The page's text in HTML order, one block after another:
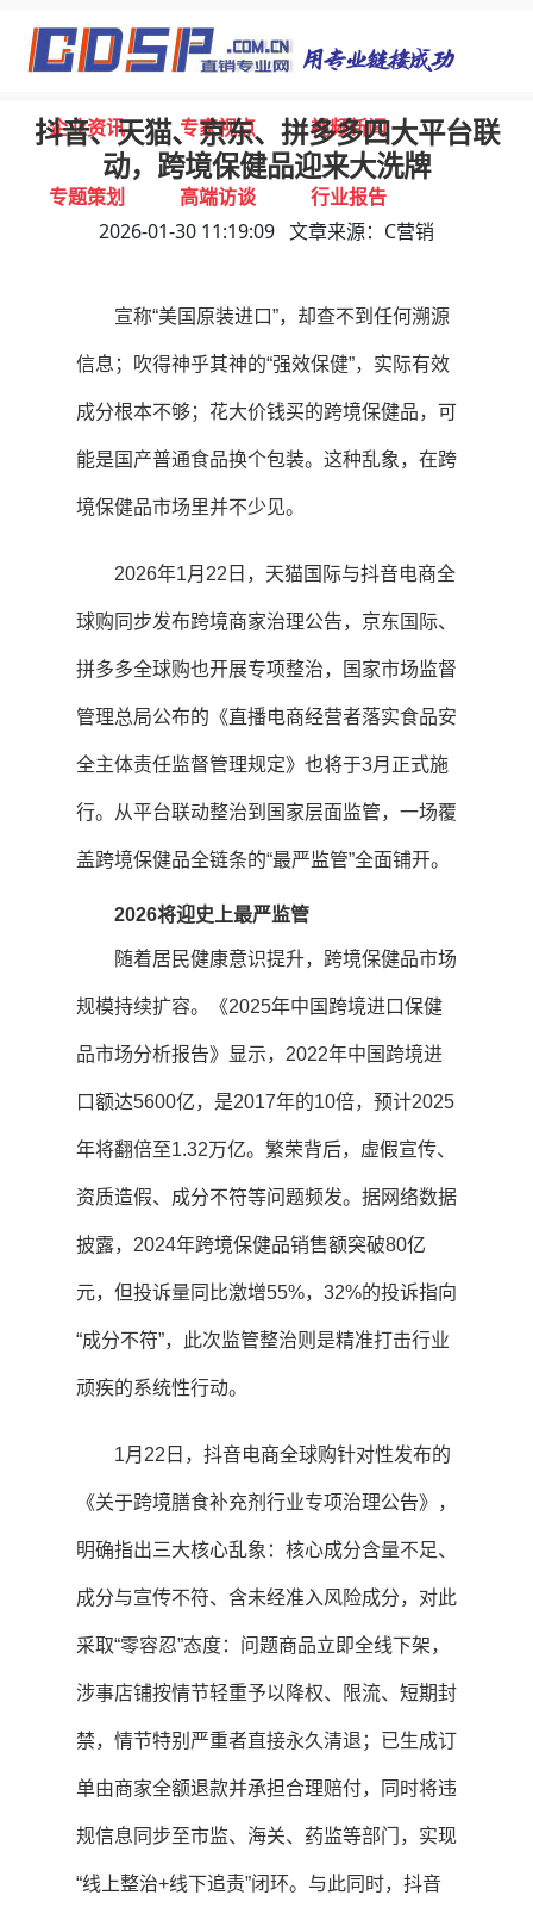
首页 独家报道 行业动态
企业资讯 专家视点 视频新闻
专题策划 高端访谈 行业报告
抖音、天猫、京东、拼多多四大平台联
动，跨境保健品迎来大洗牌
2026-01-30 11:19:09 文章来源：C营销
宣称“美国原装进口”，却查不到任何溯源
信息；吹得神乎其神的“强效保健”，实际有效
成分根本不够；花大价钱买的跨境保健品，可
能是国产普通食品换个包装。这种乱象，在跨
境保健品市场里并不少见。
2026年1月22日，天猫国际与抖音电商全
球购同步发布跨境商家治理公告，京东国际、
拼多多全球购也开展专项整治，国家市场监督
管理总局公布的《直播电商经营者落实食品安
全主体责任监督管理规定》也将于3月正式施
行。从平台联动整治到国家层面监管，一场覆
盖跨境保健品全链条的“最严监管”全面铺开。
2026将迎史上最严监管
随着居民健康意识提升，跨境保健品市场
规模持续扩容。《2025年中国跨境进口保健
品市场分析报告》显示，2022年中国跨境进
口额达5600亿，是2017年的10倍，预计2025
年将翻倍至1.32万亿。繁荣背后，虚假宣传、
资质造假、成分不符等问题频发。据网络数据
披露，2024年跨境保健品销售额突破80亿
元，但投诉量同比激增55%，32%的投诉指向
“成分不符”，此次监管整治则是精准打击行业
顽疾的系统性行动。
1月22日，抖音电商全球购针对性发布的
《关于跨境膳食补充剂行业专项治理公告》，
明确指出三大核心乱象：核心成分含量不足、
成分与宣传不符、含未经准入风险成分，对此
采取“零容忍”态度：问题商品立即全线下架，
涉事店铺按情节轻重予以降权、限流、短期封
禁，情节特别严重者直接永久清退；已生成订
单由商家全额退款并承担合理赔付，同时将违
规信息同步至市监、海关、药监等部门，实现
“线上整治+线下追责”闭环。与此同时，抖音